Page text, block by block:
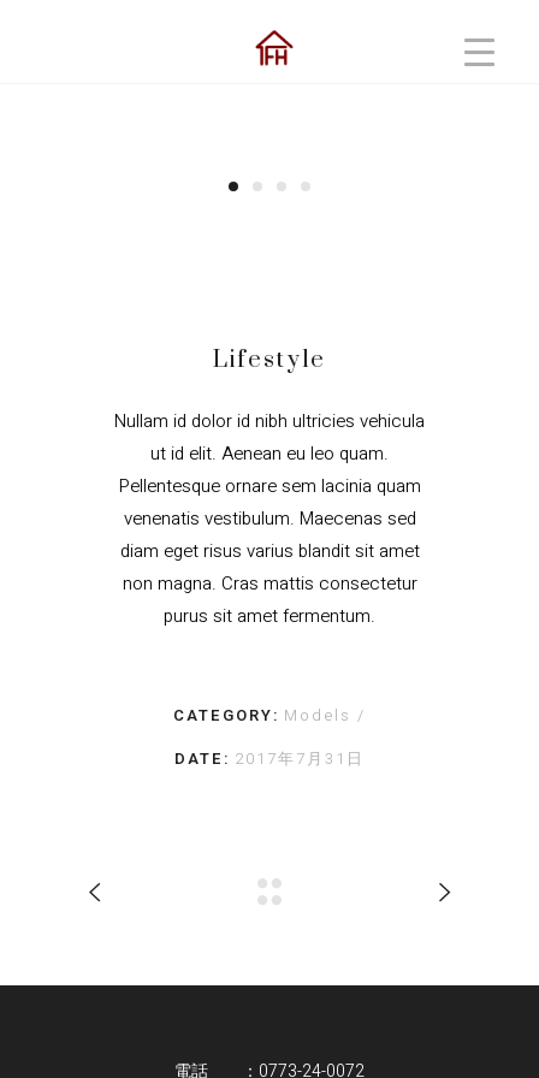
Lifestyle
Nullam id dolor id nibh ultricies vehicula
ut id elit. Aenean eu leo quam.
Pellentesque ornare sem lacinia quam
venenatis vestibulum. Maecenas sed
diam eget risus varius blandit sit amet
non magna. Cras mattis consectetur
purus sit amet fermentum.
CATEGORY: Models
DATE: 2017年7月31日
電話 ：0773-24-0072